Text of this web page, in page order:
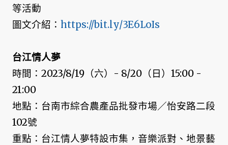
等活動
圖文介紹： https://bit.ly/3E6LoIs
台江情人夢
時間：2023/8/19（六）- 8/20（日）15:00 -
21:00
地點：台南市綜合農產品批發市場／怡安路二段
102號
重點：台江情人夢特設市集，音樂派對、地景藝